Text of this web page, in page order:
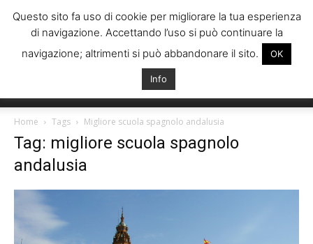
Italiani
Home Tags Migliore scuola spagnolo andalusia
Tag: migliore scuola spagnolo
andalusia
Questo sito fa uso di cookie per migliorare la tua esperienza
di navigazione. Accettando l’uso si può continuare la
navigazione; altrimenti si può abbandonare il sito.
OK
Info